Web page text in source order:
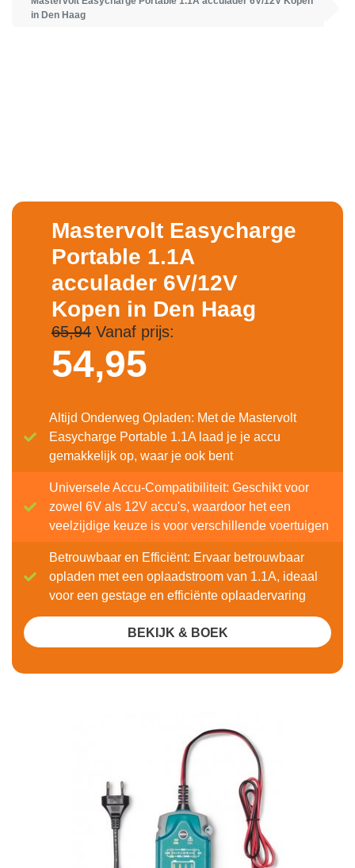
in Den Haag
Mastervolt Easycharge
Portable 1.1A
acculader 6V/12V
Kopen in Den Haag
65,94Vanaf prijs:
54,95
Altijd Onderweg Opladen: Met de Mastervolt
Easycharge Portable 1.1A laad je je accu
gemakkelijk op, waar je ook bent
Universele Accu-Compatibiliteit: Geschikt voor
zowel 6V als 12V accu's, waardoor het een
veelzijdige keuze is voor verschillende voertuigen
Betrouwbaar en Efficiënt: Ervaar betrouwbaar
opladen met een oplaadstroom van 1.1A, ideaal
voor een gestage en efficiënte oplaadervaring
BEKIJK & BOEK